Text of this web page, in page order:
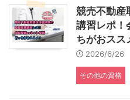
競売不動産
講習レポ！
ちがおスス
2026/6/26
その他の資格